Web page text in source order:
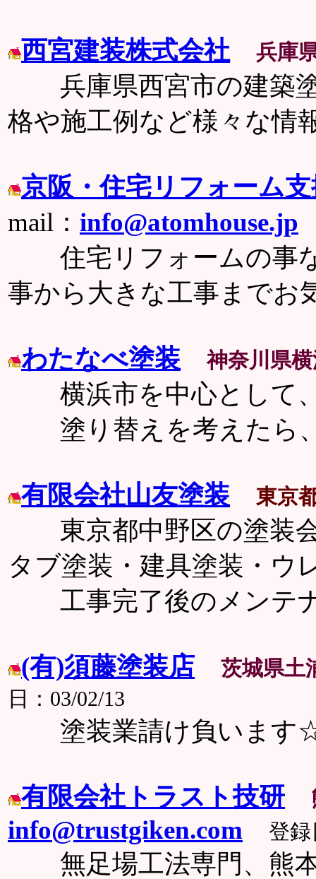
西宮建装株式会社 兵庫
兵庫県西宮市の建築塗
格や施工例など様々な情
京阪・住宅リフォーム
mail： info@atomhouse.jp
住宅リフォームの事な
事から大きな工事までお
わたなべ塗装 神奈川県
横浜市を中心として、
塗り替えを考えたら、
有限会社山友塗装 東京
東京都中野区の塗装会
タブ塗装・建具塗装・ウ
工事完了後のメンテ
(有)須藤塗装店
茨城県土
日：03/02/13
塗装業請け負います
有限会社トラスト技研
info@trustgiken.com 登録
無足場工法専門、熊本